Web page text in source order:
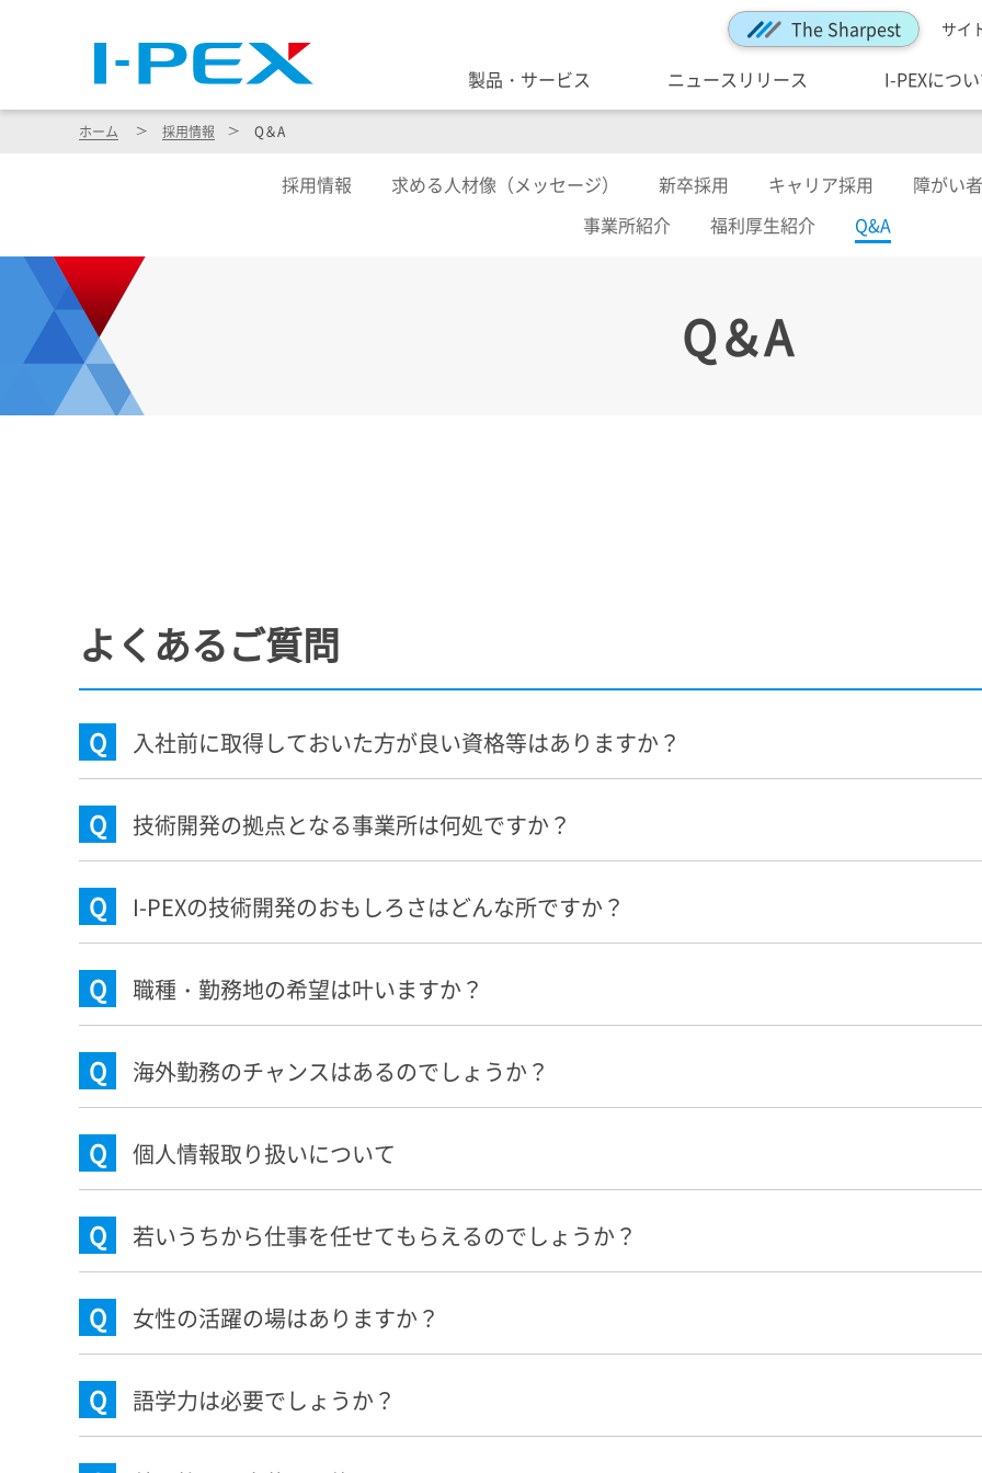
The Sharpest サイ
製品・サービス ニュースリリース I-PEXにつ
ホーム 採用情報 Q＆A
採用情報 求める人材像（メッセージ） 新卒採用 キャリア採用 障がい
事業所紹介
福利厚生紹介 Q&A
Q＆A
よくあるご質問
Q 入社前に取得しておいた方が良い資格等はありますか？
Q 技術開発の拠点となる事業所は何処ですか？
Q I-PEXの技術開発のおもしろさはどんな所ですか？
Q 職種・勤務地の希望は叶いますか？
Q 海外勤務のチャンスはあるのでしょうか？
Q 個人情報取り扱いについて
Q 若いうちから仕事を任せてもらえるのでしょうか？
Q 女性の活躍の場はありますか？
Q 語学力は必要でしょうか？